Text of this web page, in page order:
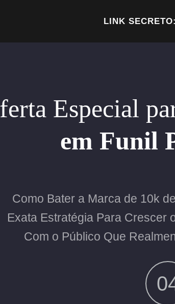
LINK SECRETO:
Especial
em Funil
Como Bater a Marca de 10k
Exata Estratégia Para Crescer
Com o Público Que